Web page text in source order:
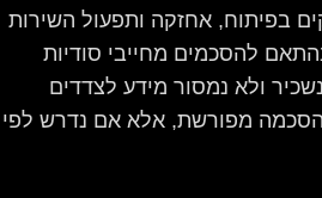
בפיתוח, אחזקה ותפעול השירות
להסכמים מחייבי סודיות
ולא נמסור מידע לצדדים
מפורשת, אלא אם נדרש לפי